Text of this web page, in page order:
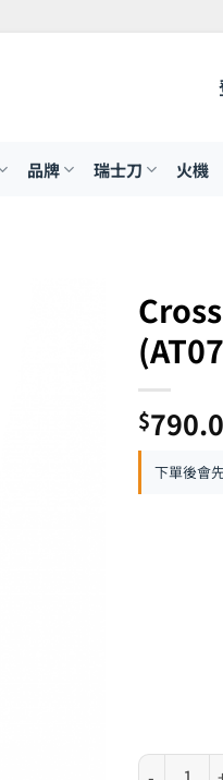
品牌 瑞士刀 火機
$
下單後會
Cross X